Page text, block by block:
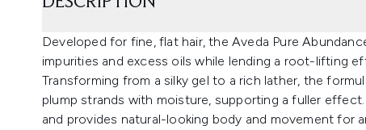
Developed for fine, flat hair, the Aveda Pure
impurities and excess oils while lending a root-lifting
Transforming from a silky gel to a rich lather, the
plump strands with moisture, supporting a fuller
and provides natural-looking body and movement for